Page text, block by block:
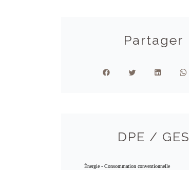
Partager
DPE / GES
Énergie - Consommation conventionnelle